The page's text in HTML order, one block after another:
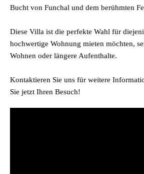
Bucht von Funchal und dem berühmten
Diese Villa ist die perfekte Wahl für
hochwertige Wohnung mieten möchten,
Wohnen oder längere Aufenthalte.
Kontaktieren Sie uns für weitere
Sie jetzt Ihren Besuch!